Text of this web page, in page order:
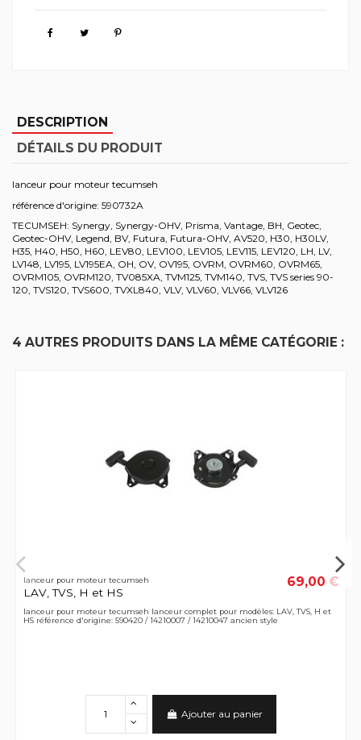
DESCRIPTION
DÉTAILS DU PRODUIT
lanceur pour moteur tecumseh
référence d'origine: 590732A
TECUMSEH: Synergy, Synergy-OHV, Prisma, Vantage, BH, Geotec,
Geotec-OHV, Legend, BV, Futura, Futura-OHV, AV520, H30, H30LV,
H35, H40, H50, H60, LEV80, LEV100, LEV105, LEV115, LEV120, LH, LV,
LV148, LV195, LV195EA, OH, OV, OV195, OVRM, OVRM60, OVRM65,
OVRM105, OVRM120, TV085XA, TVM125, TVM140, TVS, TVS series 90-
120, TVS120, TVS600, TVXL840, VLV, VLV60, VLV66, VLV126
4 AUTRES PRODUITS DANS LA MÊME CATÉGORIE :
lanceur pour moteur tecumseh
LAV, TVS, H et HS
69,00 €
lanceur pour moteur tecumseh lanceur complet pour modèles: LAV, TVS, H et
HS référence d'origine: 590420 / 14210007 / 14210047 ancien style
Ajouter au panier